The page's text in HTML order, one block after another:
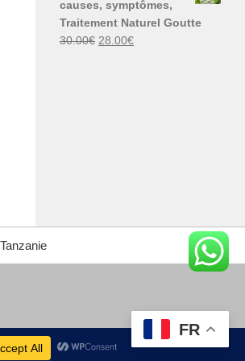
30.00€.
causes, symptômes,
Traitement Naturel Goutte
30.00€ Le
28.00€Le
Tanzanie
FR